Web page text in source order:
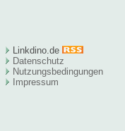
Linkdino.de
Datenschutz
Nutzungsbedingungen
Impressum